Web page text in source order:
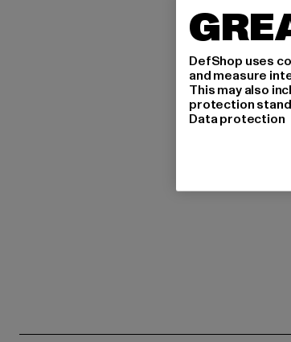
DefShop uses
and measure
This may also
protection
Data protection